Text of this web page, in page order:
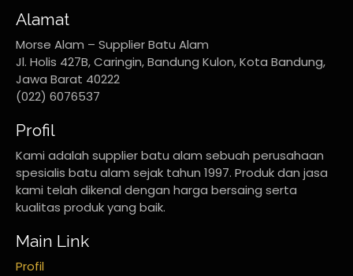
Alamat
Morse Alam – Supplier Batu Alam
Jl. Holis 427B, Caringin, Bandung Kulon, Kota Bandung,
Jawa Barat 40222
(022) 6076537
Profil
Kami adalah supplier batu alam sebuah perusahaan
spesialis batu alam sejak tahun 1997. Produk dan jasa
kami telah dikenal dengan harga bersaing serta
kualitas produk yang baik.
Main Link
Profil